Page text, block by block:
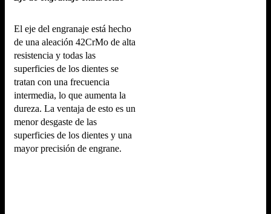
El eje del engranaje está hecho
de una aleación 42CrMo de alta
resistencia y todas las
superficies de los dientes se
tratan con una frecuencia
intermedia, lo que aumenta la
dureza. La ventaja de esto es un
menor desgaste de las
superficies de los dientes y una
mayor precisión de engrane.